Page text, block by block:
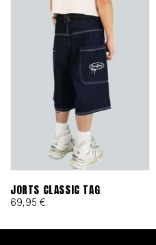
JORTS CLASSIC TAG
69,95 €